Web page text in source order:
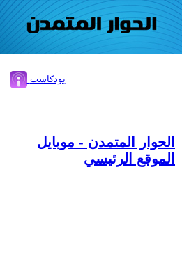
بودكاست
الحوار المتمدن - موبايل
الموقع الرئيسي